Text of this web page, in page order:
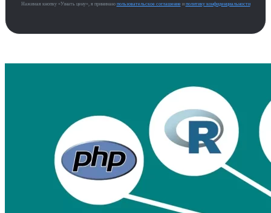
Нажимая кнопку «Узнать цену», я принимаю пользовательское соглашениеи политику конфиденциальности